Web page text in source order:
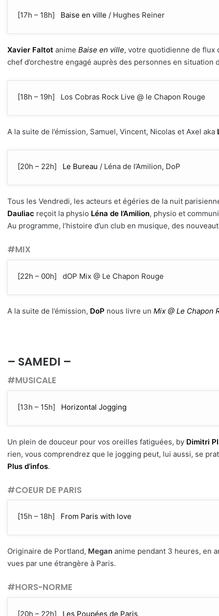
[17h – 18h] Baise en ville / Hughes Reiner
Xavier Faltot anime Baise en ville, votre quotidienne de flux
chef d’orchestre engagé auprès des personnes en
[18h – 19h] Los Cobras Rock Live @ le Chapon Rouge
A la suite de l’émission, Samuel, Vincent, Nicolas et Axel aka
[20h – 22h] Le Bureau / Léna de l’Amilion, DoP
Tous les Vendredi, les acteurs et égéries de la nuit
Dauliac reçoit la physio Léna de l’Amilion, physio et
Au programme, l’histoire d’un club en musique, des
#MIX
[22h – 00h] dOP Mix @ Le Chapon Rouge
A la suite de l’émission, DoP nous livre un Mix @ Le Chapon
– SAMEDI –
#MUSICALE
[13h – 15h] Horizontal Jogging
Un plein de douceur pour vos oreilles fatiguées, by Dimitri
rien, vous comprendrez que le jogging peut, lui aussi, se
Plus d’infos.
#COEUR DE PARIS
[15h – 18h] From Paris with love
Originaire de Portland, Megan anime pendant 3 heures, en
vues par une étrangère à Paris.
#HORS-NORME
[20h – 22h] Les Poupées de Paris